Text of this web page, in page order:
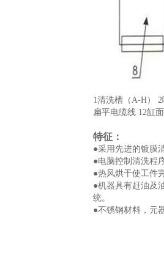
1清洗槽（A-H）
扁平电缆线 12缸
特征：
●采用先进的镀膜
●电脑控制清洗程
●热风烘干使工件
●机器具有赶油及
统。
●不锈钢材料，元